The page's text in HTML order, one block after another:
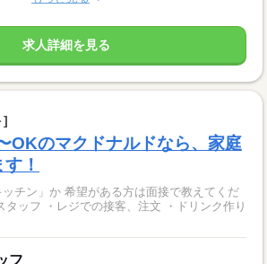
求人詳細を見る
]
OKのマクドナルドなら、家庭
！
ッチン」か 希望がある方は面接で教えてくだ
フ